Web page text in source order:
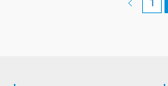
1